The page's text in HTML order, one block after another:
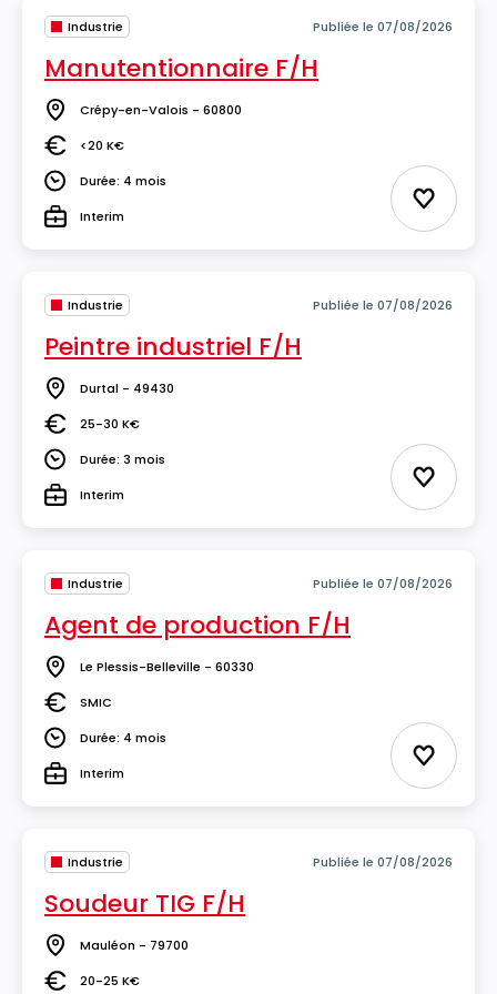
Industrie Publiée le 07/08/2026
Manutentionnaire F/H
Lieu Crépy-en-Valois - 60800
Salaire<20 K€
DuréeDurée: 4 mois
TypeInterim Ajouter
Industrie Publiée le 07/08/2026
Peintre industriel F/H
Lieu Durtal - 49430
Salaire25-30 K€
DuréeDurée: 3 mois
TypeInterim Ajouter
Industrie Publiée le 07/08/2026
Agent de production F/H
Lieu Le Plessis-Belleville - 60330
Salaire
SMIC
DuréeDurée: 4 mois
TypeInterim Ajouter
Industrie Publiée le 07/08/2026
Soudeur TIG F/H
Lieu Mauléon - 79700
20-25 K€